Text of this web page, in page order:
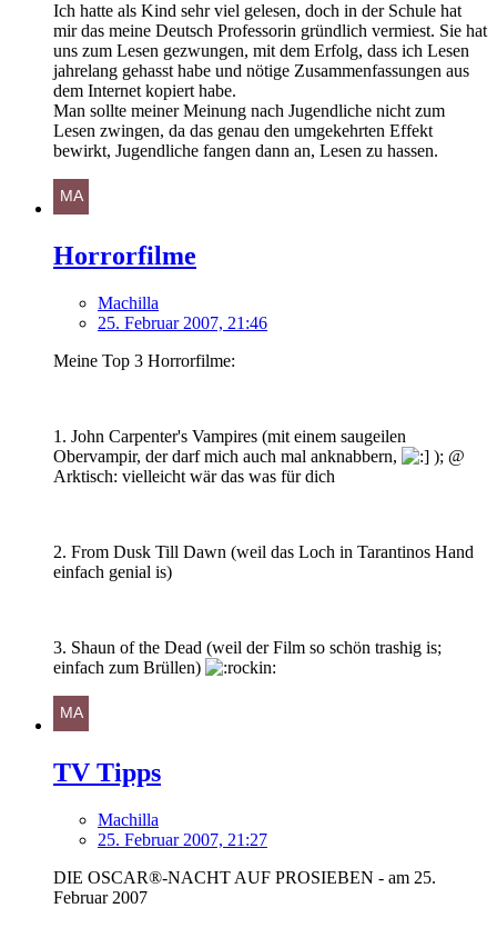
Ich hatte als Kind sehr viel gelesen, doch in der Schule hat
mir das meine Deutsch Professorin gründlich vermiest. Sie hat
uns zum Lesen gezwungen, mit dem Erfolg, dass ich Lesen
jahrelang gehasst habe und nötige Zusammenfassungen aus
dem Internet kopiert habe.
Man sollte meiner Meinung nach Jugendliche nicht zum
Lesen zwingen, da das genau den umgekehrten Effekt
bewirkt, Jugendliche fangen dann an, Lesen zu hassen.
Horrorfilme
Machilla
25. Februar 2007, 21:46
Meine Top 3 Horrorfilme:
1. John Carpenter's Vampires (mit einem saugeilen
Obervampir, der darf mich auch mal anknabbern,
); @
Arktisch: vielleicht wär das was für dich
2. From Dusk Till Dawn (weil das Loch in Tarantinos Hand
einfach genial is)
3. Shaun of the Dead (weil der Film so schön trashig is;
einfach zum Brüllen)
TV Tipps
Machilla
25. Februar 2007, 21:27
DIE OSCAR®-NACHT AUF PROSIEBEN - am 25.
Februar 2007